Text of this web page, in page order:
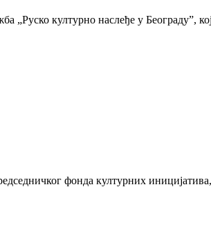
културно наслеђе у Београду”,
фонда културних иницијатива,